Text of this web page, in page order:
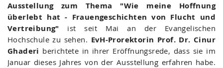
Ausstellung zum Thema "Wie meine Hoffnung
überlebt hat - Frauengeschichten von Flucht und
Vertreibung" ist seit Mai an der Evangelischen
Hochschule zu sehen. EvH-Prorektorin Prof. Dr. Cinur
Ghaderi berichtete in ihrer Eröffnungsrede, dass sie im
Januar dieses Jahres von der Ausstellung erfahren habe.